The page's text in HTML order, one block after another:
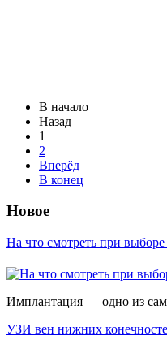
В начало
Назад
1
2
Вперёд
В конец
Новое
На что смотреть при
Имплантация — одно из
УЗИ вен нижних